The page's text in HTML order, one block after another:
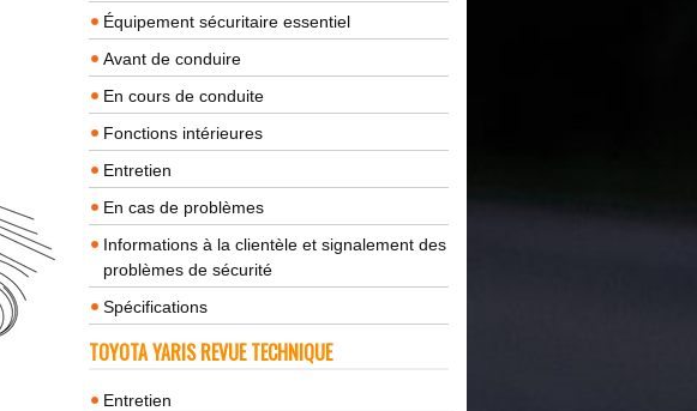
Équipement sécuritaire essentiel
Avant de conduire
En cours de conduite
Fonctions intérieures
Entretien
En cas de problèmes
Informations à la clientèle et signalement des
problèmes de sécurité
Spécifications
TOYOTA YARIS REVUE TECHNIQUE
Entretien